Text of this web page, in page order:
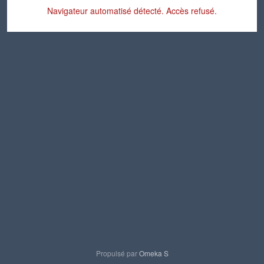
Navigateur automatisé détecté. Accès refusé.
Propulsé parOmeka S